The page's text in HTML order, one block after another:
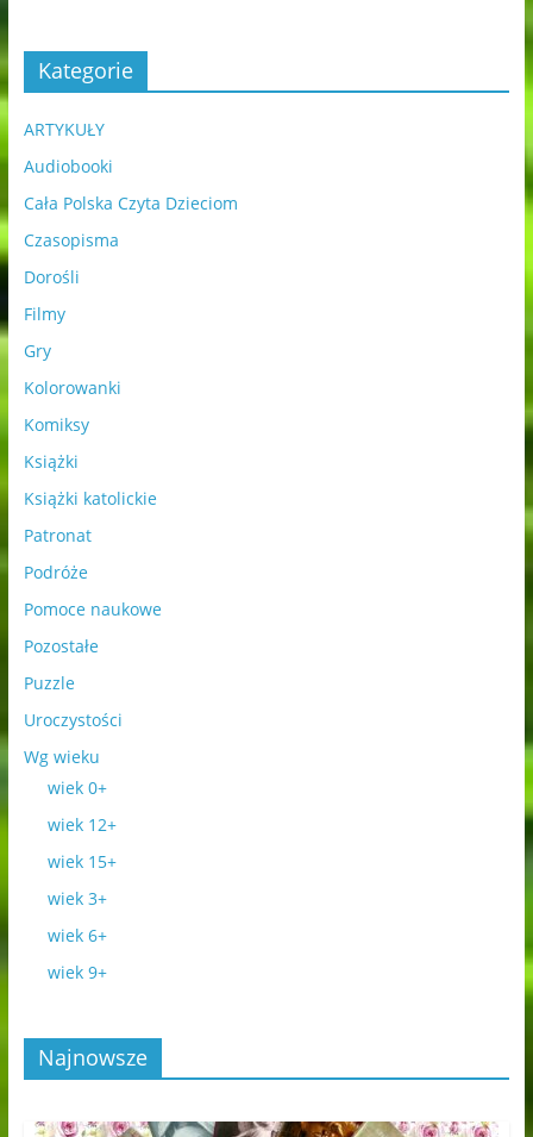
Kategorie
ARTYKUŁY
Audiobooki
Cała Polska Czyta Dzieciom
Czasopisma
Dorośli
Filmy
Gry
Kolorowanki
Komiksy
Książki
Książki katolickie
Patronat
Podróże
Pomoce naukowe
Pozostałe
Puzzle
Uroczystości
Wg wieku
wiek 0+
wiek 12+
wiek 15+
wiek 3+
wiek 6+
wiek 9+
Najnowsze